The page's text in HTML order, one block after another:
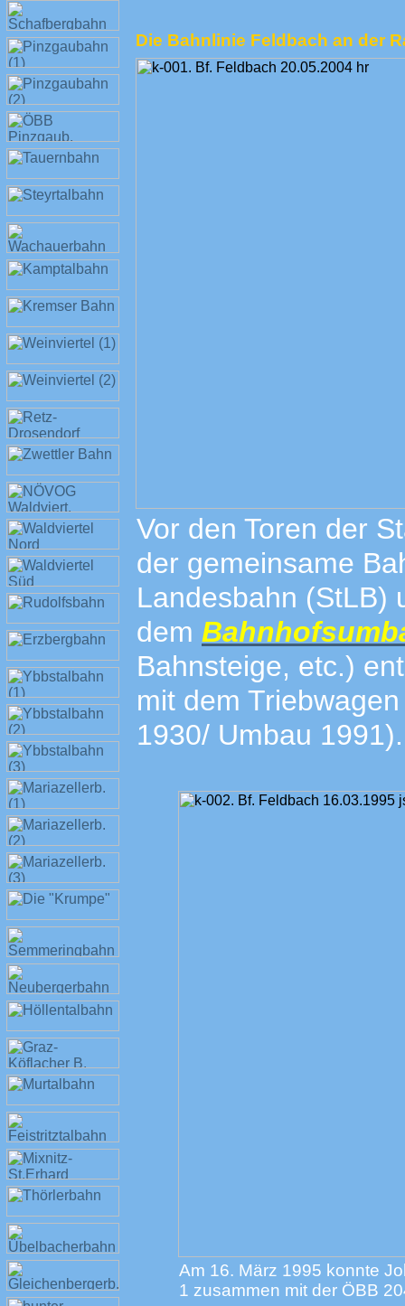
Die Bahnlinie Feldbach an der
Vor den Toren der
der gemeinsame
Landesbahn (StLB)
dem
Bahnsteige, etc.)
mit dem
1930/ Umbau 1991).
Am 16. März 1995 konnte
1 zusammen mit der ÖBB